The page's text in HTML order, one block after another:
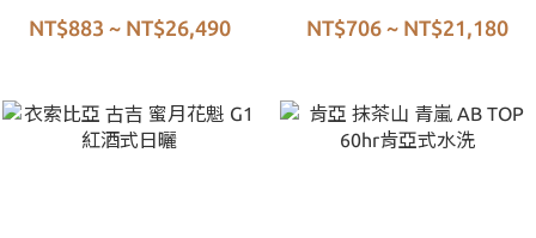
NT$883 ~ NT$26,490 NT$706 ~ NT$21,180